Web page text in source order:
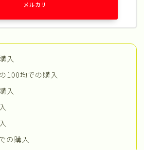
メルカリ
入
100均での購入
入
の購入